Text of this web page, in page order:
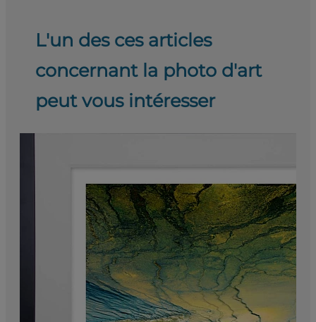
L'un des ces articles
concernant la photo d'art
peut vous intéresser